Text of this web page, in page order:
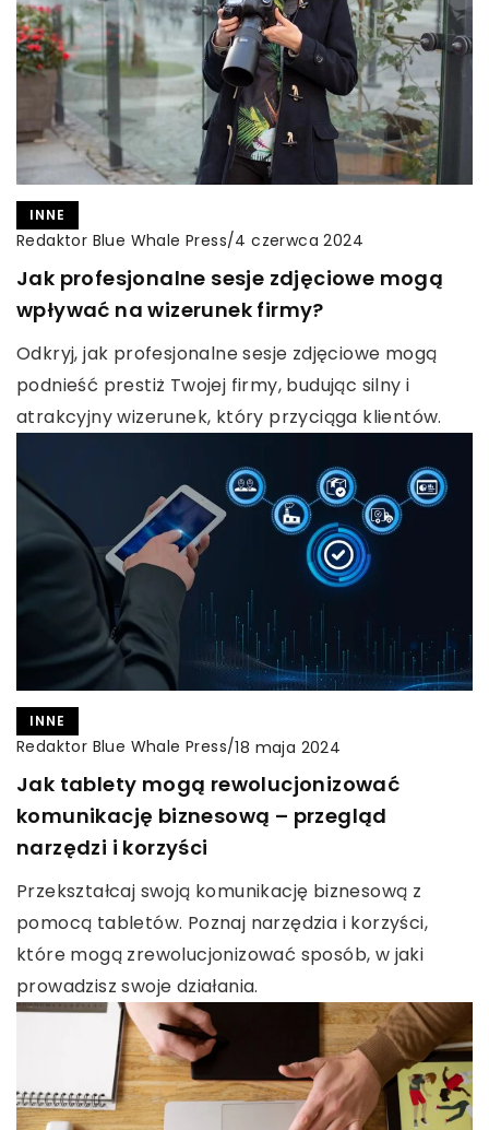
INNE
Redaktor Blue Whale Press/4 czerwca 2024
Jak profesjonalne sesje zdjęciowe mogą
wpływać na wizerunek firmy?
Odkryj, jak profesjonalne sesje zdjęciowe mogą
podnieść prestiż Twojej firmy, budując silny i
atrakcyjny wizerunek, który przyciąga klientów.
INNE
Redaktor Blue Whale Press/18 maja 2024
Jak tablety mogą rewolucjonizować
komunikację biznesową – przegląd
narzędzi i korzyści
Przekształcaj swoją komunikację biznesową z
pomocą tabletów. Poznaj narzędzia i korzyści,
które mogą zrewolucjonizować sposób, w jaki
prowadzisz swoje działania.